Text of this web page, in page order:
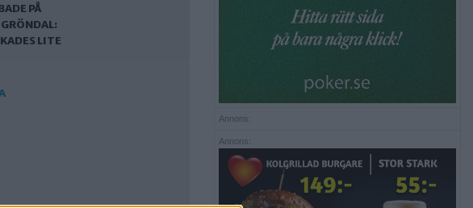
PÅ
LITE
Annons:
Annons: